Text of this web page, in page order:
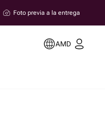
Foto previa a la entrega
AMD